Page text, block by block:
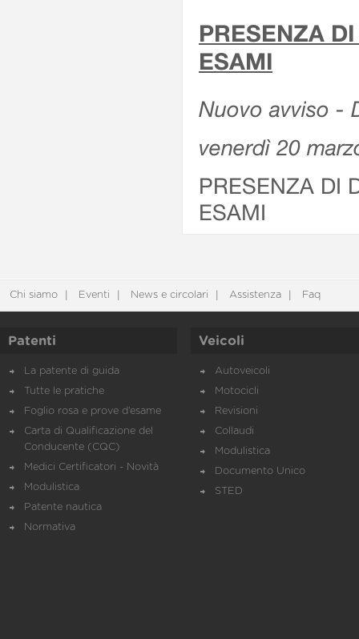
PRESENZA
ESAMI
Nuovo avviso -
venerdì 20
PRESENZA DI
ESAMI
Chi siamo Eventi News e circolari Assistenza Faq
Patenti
La patente di guida
Tutte le pratiche
Foglio rosa e prove d’esame
Carta di Qualificazione del
Conducente (CQC)
Medici Certificatori - Novità
Modulistica
Patente nautica
Normativa
Veicoli
Autoveicoli
Motocicli
Revisioni
Collaudi
Modulistica
Documento Unico
STED